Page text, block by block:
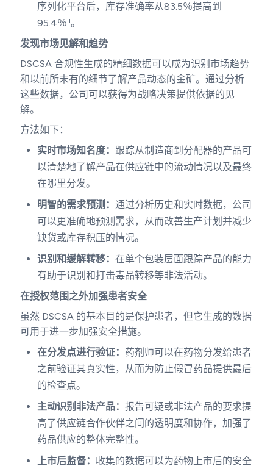
序列化平台后，库存准确率从83.5％提高到
95.4％ii。
发现市场见解和趋势
DSCSA 合规性生成的精细数据可以成为识别市场趋势
和以前所未有的细节了解产品动态的金矿。通过分析
这些数据，公司可以获得为战略决策提供依据的见
解。
方法如下：
实时市场知名度： 跟踪从制造商到分配器的产品可
以清楚地了解产品在供应链中的流动情况以及最终
在哪里分发。
明智的需求预测：通过分析历史和实时数据，公司
可以更准确地预测需求，从而改善生产计划并减少
缺货或库存积压的情况。
识别和缓解转移：在单个包装层面跟踪产品的能力
有助于识别和打击毒品转移等非法活动。
在授权范围之外加强患者安全
虽然 DSCSA 的基本目的是保护患者，但它生成的数据
可用于进一步加强安全措施。
在分发点进行验证： 药剂师可以在药物分发给患者
之前验证其真实性，从而为防止假冒药品提供最后
的检查点。
主动识别非法产品：报告可疑或非法产品的要求提
高了供应链合作伙伴之间的透明度和协作，加强了
药品供应的整体完整性。
上市后监督： 收集的数据可以为药物上市后的安全